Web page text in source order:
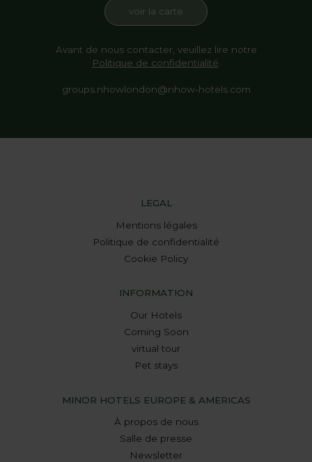
voir la carte
Avant de nous contacter, veuillez lire notre
Politique de confidentialité
groups.nhowlondon@nhow-hotels.com
LEGAL
Mentions légales
Politique de confidentialité
Cookie Policy
INFORMATION
Our Hotels
Coming Soon
virtual tour
Pet stays
MINOR HOTELS EUROPE & AMERICAS
À propos de nous
Salle de presse
Newsletter